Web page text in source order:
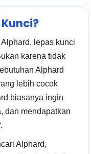
lepas kunci
karena tidak
Alphard
lebih cocok
biasanya ingin
dan mendapatkan
Alphard,